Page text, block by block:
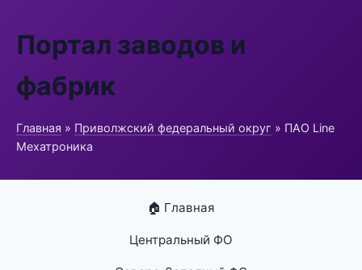
Портал заводов и
фабрик
Главная » Приволжский федеральный округ » ПАО Line
Мехатроника
🏠 Главная
Центральный ФО